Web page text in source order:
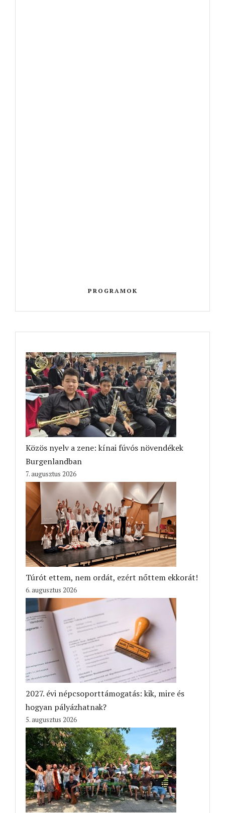
PROGRAMOK
Közös nyelv a zene: kínai fúvós növendékek
Burgenlandban
7. augusztus 2026
Túrót ettem, nem ordát, ezért nőttem ekkorát!
6. augusztus 2026
2027. évi népcsoporttámogatás: kik, mire és
hogyan pályázhatnak?
5. augusztus 2026